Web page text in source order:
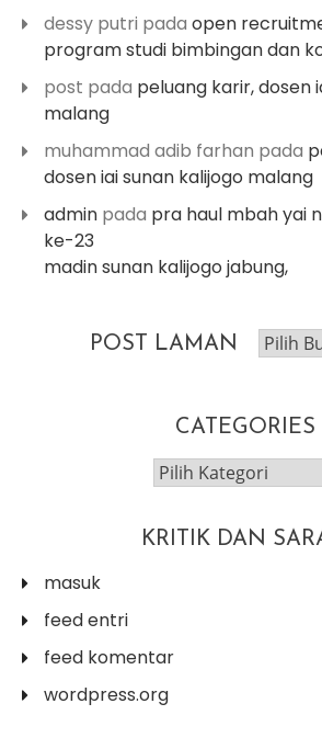
dessy putri pada open
program studi bimbingan dan
post pada peluang karir, dosen
malang
muhammad adib farhan pada
dosen iai sunan kalijogo malang
admin pada pra haul mbah yai
ke-23
madin sunan kalijogo jabung,
POST LAMAN
post
laman
CATEGORIES
categories
KRITIK DAN
masuk
feed entri
feed komentar
wordpress.org